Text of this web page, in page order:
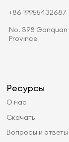
+86 19955432687
No. 398 Ganquan
Province
Ресурсы
О нас
Скачать
Вопросы и ответы